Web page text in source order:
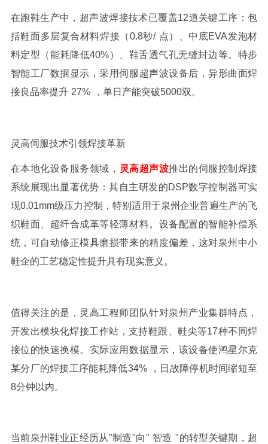
在跑鞋生产中，超声波焊接技术已覆盖12道关键工序：包
括鞋面多层复合材料焊接（0.8秒/ 点）、中底EVA发泡材
料定型（能耗降低40%）、鞋舌透气孔无缝封边等。特步
智能工厂数据显示，采用伺服超声波设备后，异形曲面焊
接良品率提升 27% ，单日产能突破5000双。
灵高伺服技术引领焊接革新
在本地化设备服务领域， 灵高超声波推出的伺服控制焊接
系统展现出显著优势：其自主研发的DSP数字控制器可实
现0.01mm级压力控制，特别适用于泉州企业普遍生产的飞
织鞋面、超纤合成革等轻薄材料。设备配置的智能补偿系
统，可自动修正模具磨损带来的精度偏差，这对泉州中小
鞋企的工艺稳定性提升具有现实意义。
值得关注的是，灵高工程师团队针对泉州产业集群特点，
开发出模块化焊接工作站，支持鞋跟、鞋尖等17种不同焊
接位的快速换模。实际应用数据显示，该设备使鸿星尔克
某分厂的焊接工序能耗降低34%
，日故障停机时间缩短至
8分钟以内。
当前泉州鞋业正经历从"制造"向" 智造 "的转型关键期，超